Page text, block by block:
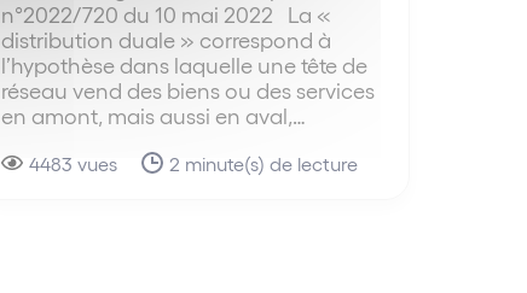
n°2022/720 du 10 mai 2022 La «
distribution duale » correspond à
l’hypothèse dans laquelle une tête de
réseau vend des biens ou des services
en amont, mais aussi en aval,…
4483 vues 2 minute(s) de lecture